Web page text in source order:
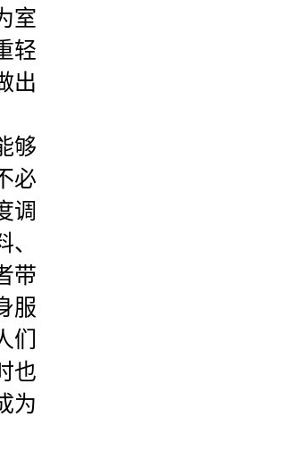
室
轻
出
够
必
调
带
服
们
也
为